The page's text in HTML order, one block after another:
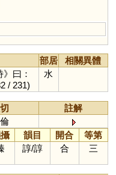
部居
相關異體
曰：
/ 231)
水
註解
韻目 開合
等第
諄/諄 合 三